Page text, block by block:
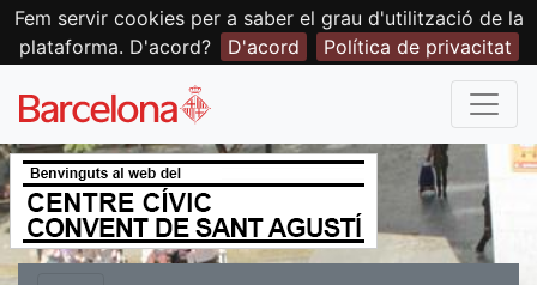
Fem servir cookies per a saber el grau d'utilització de la
plataforma. D'acord?
D'acord Política de privacitat